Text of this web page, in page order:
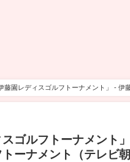
伊藤園レディスゴルフトーナメント」 - 伊
日）
スゴルフトーナメント
ーナメント（テレビ朝